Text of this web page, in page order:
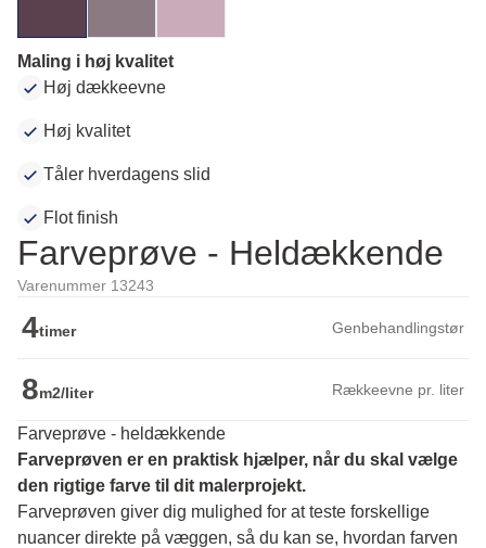
Maling i høj kvalitet
Høj dækkeevne
Høj kvalitet
Tåler hverdagens slid
Flot finish
Farveprøve - Heldækkende
Varenummer 13243
4timer Genbehandlingstør
8m2/liter Rækkeevne pr. liter
Farveprøve - heldækkende
Farveprøven er en praktisk hjælper, når du skal vælge
den rigtige farve til dit malerprojekt.
Farveprøven giver dig mulighed for at teste forskellige
nuancer direkte på væggen, så du kan se, hvordan farven